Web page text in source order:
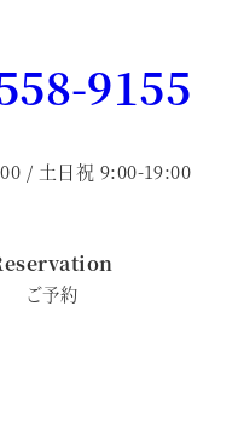
9155
/ 土日祝 9:00-19:00
ご予約